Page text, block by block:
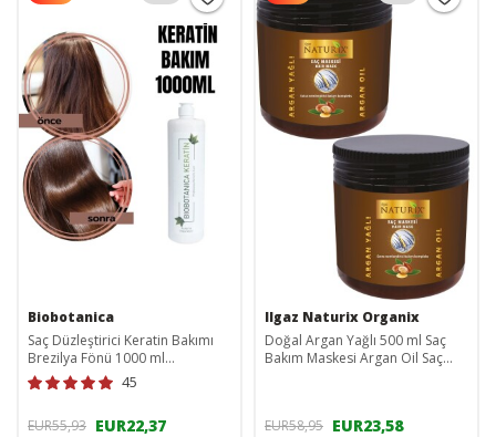
Biobotanica
Saç Düzleştirici Keratin Bakımı
Brezilya Fönü 1000 ml
BBTNCTK001 45
EUR55,93 EUR22,37
Ilgaz Naturix Organix
Doğal Argan Yağlı 500 ml Saç
Bakım Maskesi Argan Oil Saç
EUR58,95 EUR23,58